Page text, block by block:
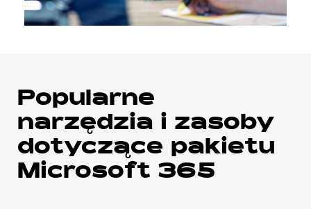
Popularne
narzędzia i zasoby
dotyczące pakietu
Microsoft 365